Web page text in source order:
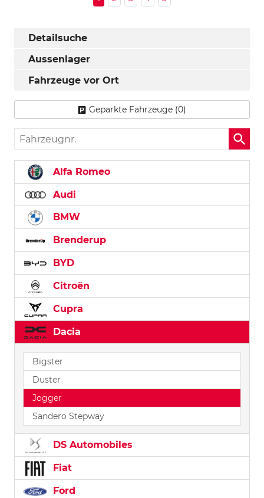
Detailsuche
Aussenlager
Fahrzeuge vor Ort
Geparkte Fahrzeuge (0)
Fahrzeugnr.
Alfa Romeo
Audi
BMW
Brenderup
BYD
Citroën
Cupra
Dacia
Bigster
Duster
Jogger
Sandero Stepway
DS Automobiles
Fiat
Ford